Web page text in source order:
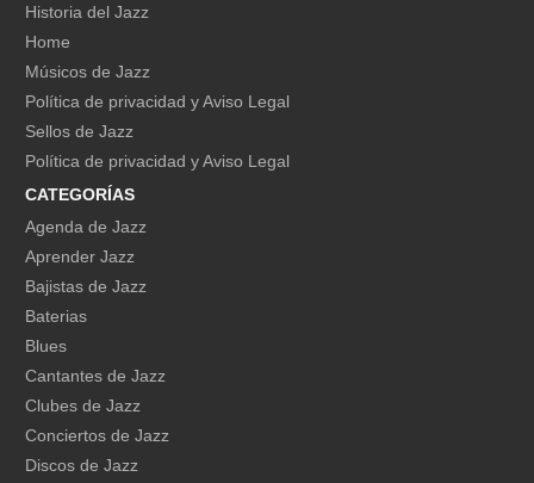
Historia del Jazz
Home
Músicos de Jazz
Política de privacidad y Aviso Legal
Sellos de Jazz
Política de privacidad y Aviso Legal
CATEGORÍAS
Agenda de Jazz
Aprender Jazz
Bajistas de Jazz
Baterias
Blues
Cantantes de Jazz
Clubes de Jazz
Conciertos de Jazz
Discos de Jazz